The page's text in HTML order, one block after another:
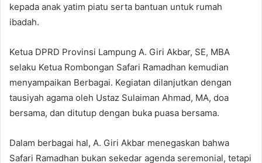
kepada anak yatim piatu serta bantuan untuk rumah
ibadah.
Ketua DPRD Provinsi Lampung A. Giri Akbar, SE, MBA
selaku Ketua Rombongan Safari Ramadhan kemudian
menyampaikan Berbagai. Kegiatan dilanjutkan dengan
tausiyah agama oleh Ustaz Sulaiman Ahmad, MA, doa
bersama, dan ditutup dengan buka puasa bersama.
Dalam berbagai hal, A. Giri Akbar menegaskan bahwa
Safari Ramadhan bukan sekedar agenda seremonial, tetapi